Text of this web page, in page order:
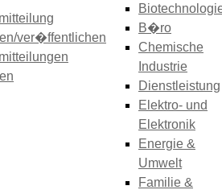
ver�ffentlichen
B�ro
Chemische
Industrie
Dienstleistung
Elektro- und
Elektronik
Energie &
Umwelt
Familie &